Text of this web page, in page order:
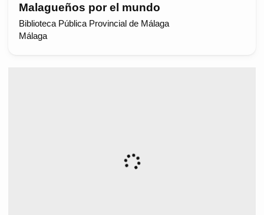
Malagueños por el mundo
Biblioteca Pública Provincial de Málaga
Málaga